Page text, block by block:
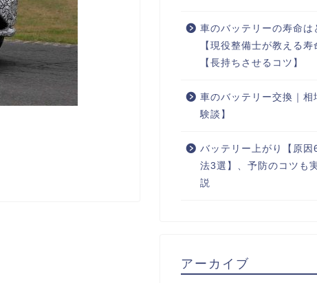
車のバッテリーの寿命は
【現役整備士が教える寿
【長持ちさせるコツ】
車のバッテリー交換｜相
験談】
バッテリー上がり【原因
法3選】、予防のコツも
説
アーカイブ